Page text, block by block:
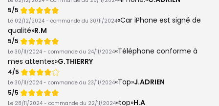
Note
de
5/5
Le 02/12/2024 - commande du 30/11/2024 Car iPhone est signé de
qualité R.M
Note
de
5/5
Le 30/11/2024 - commande du 24/11/2024 Téléphone conforme à
mes attentes G.THIERRY
Note
de
4/5
Le 30/11/2024 - commande du 23/11/2024 Top J.ADRIEN
Note
de
5/5
Le 28/11/2024 - commande du 22/11/2024 top H.A